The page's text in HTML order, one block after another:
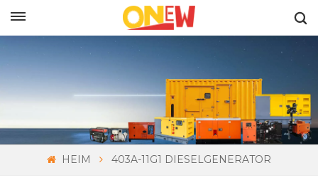
HEIM 403A-11G1 DIESELGENERATOR